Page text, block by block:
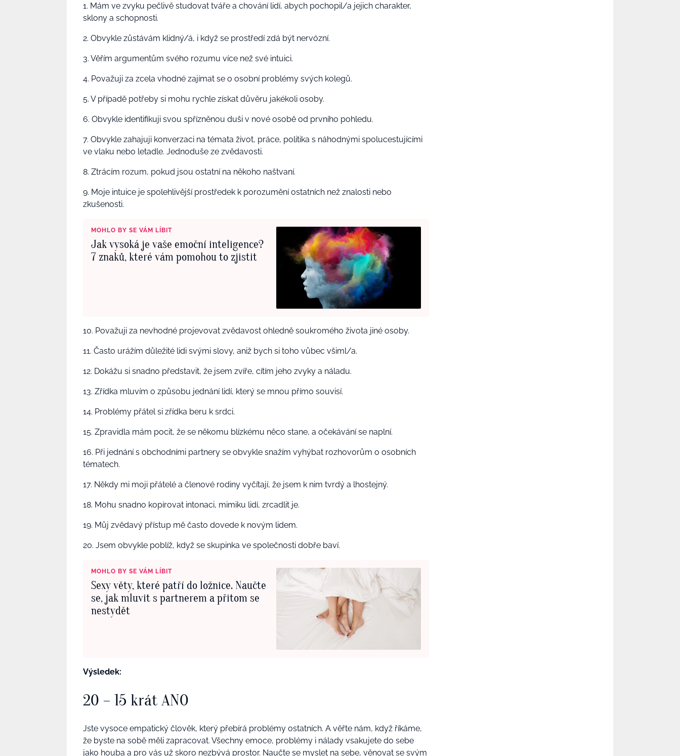
1. Mám ve zvyku pečlivě studovat tváře a chování lidí, abych pochopil/a jejich charakter,
sklony a schopnosti.
2. Obvykle zůstávám klidný/á, i když se prostředí zdá být nervózní.
3. Věřím argumentům svého rozumu více než své intuici.
4. Považuji za zcela vhodné zajímat se o osobní problémy svých kolegů.
5. V případě potřeby si mohu rychle získat důvěru jakékoli osoby.
6. Obvykle identifikuji svou spřízněnou duši v nové osobě od prvního pohledu.
7. Obvykle zahajuji konverzaci na témata život, práce, politika s náhodnými spolucestujícími
ve vlaku nebo letadle. Jednoduše ze zvědavosti.
8. Ztrácím rozum, pokud jsou ostatní na někoho naštvaní.
9. Moje intuice je spolehlivější prostředek k porozumění ostatních než znalosti nebo
zkušenosti.
MOHLO BY SE VÁM LÍBIT
Jak vysoká je vaše emoční inteligence?
7 znaků, které vám pomohou to zjistit
10. Považuji za nevhodné projevovat zvědavost ohledně soukromého života jiné osoby.
11. Často urážím důležité lidi svými slovy, aniž bych si toho vůbec všiml/a.
12. Dokážu si snadno představit, že jsem zvíře, cítím jeho zvyky a náladu.
13. Zřídka mluvím o způsobu jednání lidí, který se mnou přímo souvisí.
14. Problémy přátel si zřídka beru k srdci.
15. Zpravidla mám pocit, že se někomu blízkému něco stane, a očekávání se naplní.
16. Při jednání s obchodními partnery se obvykle snažím vyhýbat rozhovorům o osobních
tématech.
17. Někdy mi moji přátelé a členové rodiny vyčítají, že jsem k nim tvrdý a lhostejný.
18. Mohu snadno kopírovat intonaci, mimiku lidí, zrcadlit je.
19. Můj zvědavý přístup mě často dovede k novým lidem.
20. Jsem obvykle poblíž, když se skupinka ve společnosti dobře baví.
MOHLO BY SE VÁM LÍBIT
Sexy věty, které patří do ložnice. Naučte
se, jak mluvit s partnerem a přitom se
nestydět
Výsledek:
20 – 15 krát ANO
Jste vysoce empatický člověk, který přebírá problémy ostatních. A věřte nám, když říkáme,
že byste na sobě měli zapracovat. Všechny emoce, problémy i nálady vsakujete do sebe
jako houba a pro vás už skoro nezbývá prostor. Naučte se myslet na sebe, věnovat se svým